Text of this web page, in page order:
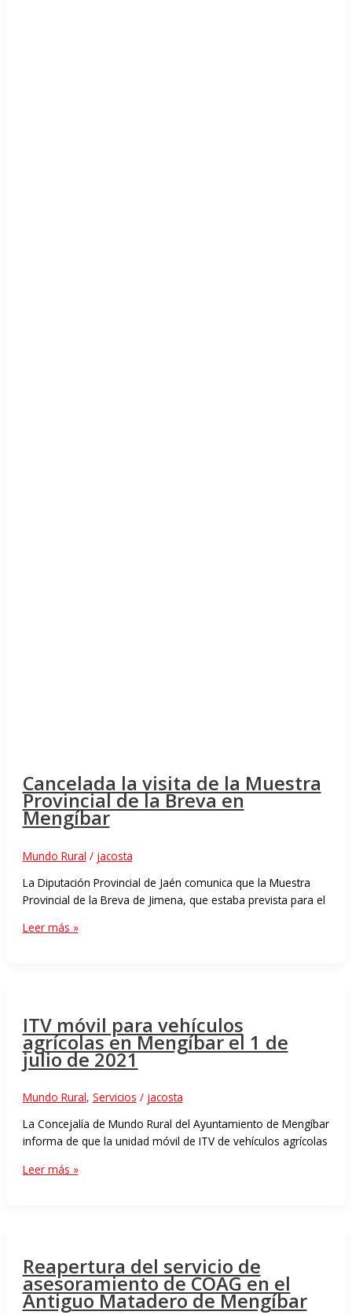
Cancelada la visita de la Muestra
Provincial de la Breva en
Mengíbar
Mundo Rural / jacosta
La Diputación Provincial de Jaén comunica que la Muestra
Provincial de la Breva de Jimena, que estaba prevista para el
Leer más »
ITV móvil para vehículos
agrícolas en Mengíbar el 1 de
julio de 2021
Mundo Rural, Servicios / jacosta
La Concejalía de Mundo Rural del Ayuntamiento de Mengíbar
informa de que la unidad móvil de ITV de vehículos agrícolas
Leer más »
Reapertura del servicio de
asesoramiento de COAG en el
Antiguo Matadero de Mengíbar